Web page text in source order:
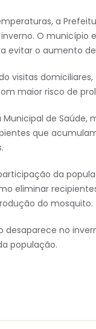
a
O município
evitar o aumento
visitas
maior risco de
de
que
da
eliminar
do mosquito.
desaparece no
população.